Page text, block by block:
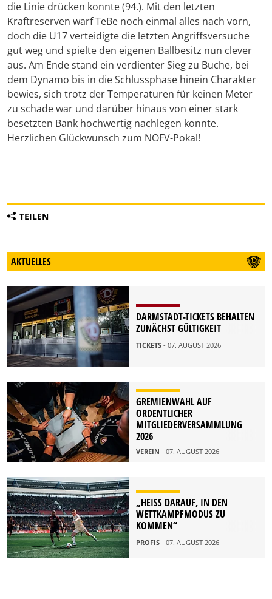
die Linie drücken konnte (94.). Mit den letzten
Kraftreserven warf TeBe noch einmal alles nach vorn,
doch die U17 verteidigte die letzten Angriffsversuche
gut weg und spielte den eigenen Ballbesitz nun clever
aus. Am Ende stand ein verdienter Sieg zu Buche, bei
dem Dynamo bis in die Schlussphase hinein Charakter
bewies, sich trotz der Temperaturen für keinen Meter
zu schade war und darüber hinaus von einer stark
besetzten Bank hochwertig nachlegen konnte.
Herzlichen Glückwunsch zum NOFV-Pokal!
TEILEN
AKTUELLES
DARMSTADT-TICKETS BEHALTEN
ZUNÄCHST GÜLTIGKEIT
TICKETS - 07. AUGUST 2026
GREMIENWAHL AUF
ORDENTLICHER
MITGLIEDERVERSAMMLUNG
2026
VEREIN - 07. AUGUST 2026
„HEISS DARAUF, IN DEN W
ETTKAMPFMODUS ZU K
OMMEN“
PROFIS - 07. AUGUST 2026